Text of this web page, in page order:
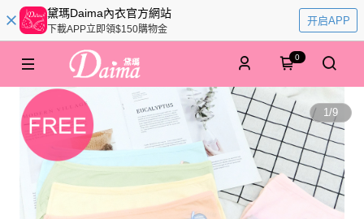
黛瑪Daima內衣官方網站
下載APP立即領$150購物金
开启APP
0
1/9